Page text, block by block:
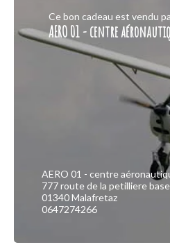
Ce bon cadeau est vendu
AERO 01 - centre
AERO 01 - centre
777 route de la petilliere
01340 Malafretaz
0647274266